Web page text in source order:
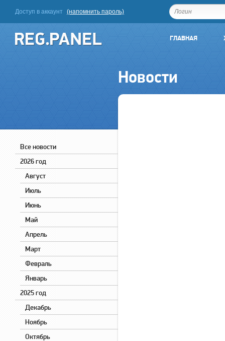
Доступ в аккаунт (напомнить пароль)
ГЛАВНАЯ
Все новости
2026 год
Август
Июль
Июнь
Май
Апрель
Март
Февраль
Январь
2025 год
Декабрь
Ноябрь
Октябрь
Новости